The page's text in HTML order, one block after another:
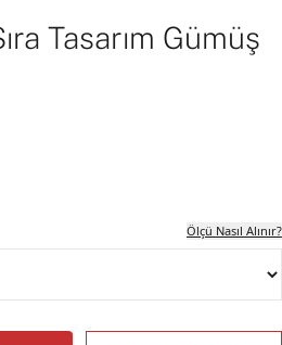
Tasarım Gümüş
Ölçü Nasıl Alınır?